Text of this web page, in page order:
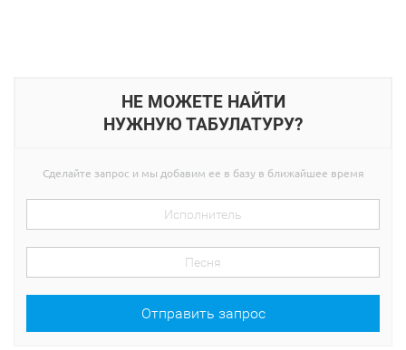
НЕ МОЖЕТЕ НАЙТИ
НУЖНУЮ ТАБУЛАТУРУ?
Сделайте запрос и мы добавим ее в базу в ближайшее время
Отправить запрос